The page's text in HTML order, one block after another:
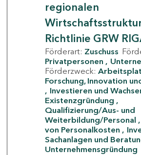
regionalen
Richtlinie GRW
Förderart: Zuschuss
Privatpersonen
Förderzweck:
Forschung, Innovation
Investieren und
Existenzgründung
Qualifizierung/Aus- und
Weiterbildung/Personal
von Personalkosten
Sachanlagen und
Unternehmensgründung